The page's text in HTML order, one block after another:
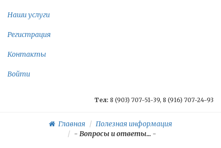
Наши услуги
Регистрация
Контакты
Войти
Тел: 8 (903) 707-51-39, 8 (916) 707-24-93
Главная
Полезная информация
- Вопросы и ответы...-